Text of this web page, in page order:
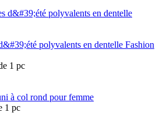
polyvalents en dentelle Fashion
1 pc
à col rond pour femme
1 pc